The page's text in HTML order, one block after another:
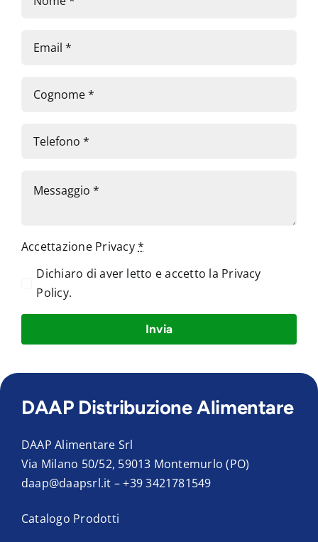
Accettazione Privacy*
Dichiaro di aver letto e accetto la Privacy
Policy.
Invia
DAAP Distribuzione Alimentare
DAAP Alimentare Srl
Via Milano 50/52, 59013 Montemurlo (PO)
daap@daapsrl.it –+39 3421781549
Catalogo Prodotti